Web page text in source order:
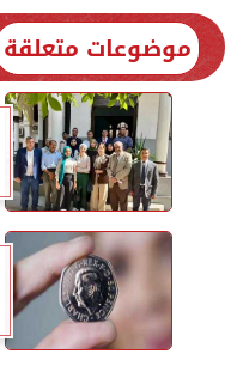
موضوعات متعلقة